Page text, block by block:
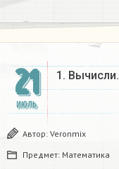
21
ИЮЛЬ
1. Вычисли.
Автор: Veronmix
Предмет: Математика